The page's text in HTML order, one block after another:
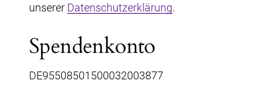
unserer Datenschutzerklärung.
Spendenkonto
DE95508501500032003877